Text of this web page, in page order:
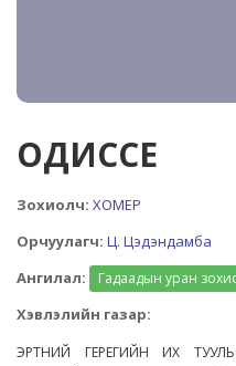
ОДИССЕ
Зохиолч: ХОМЕР
Орчуулагч: Ц. Цэдэндамба
Ангилал:
Гадаадын уран
Хэвлэлийн газар:
ЭРТНИЙ ГЕРЕГИЙН ИХ